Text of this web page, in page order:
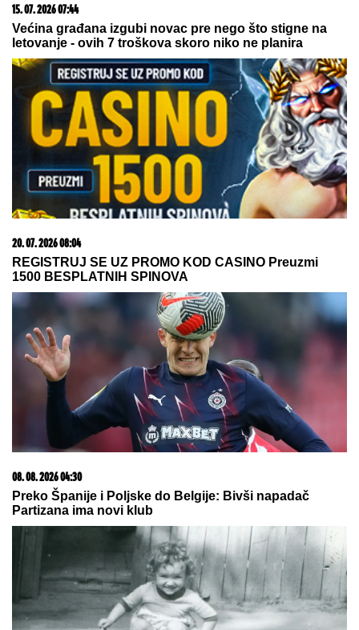
Zašto sve više ljudi bira večeru koja se spontano
07. 08. 2026 09:14
Сазнања „Политике”: Црна Гора следећа у војном
савезу Загреба, Тиране и Приштине
Hibrid broj 1 koji osvaja Evropu, sada po specijalnoj
akcijskoj ceni od 19.990€ do 31.8.
Većina građana izgubi novac pre nego što stigne na
letovanje - ovih 7 troškova skoro niko ne planira